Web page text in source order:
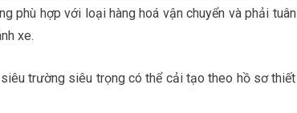
phù hợp với loại hàng hoá vận chuyển và phải tuân
xe.
trường siêu trọng có thể cải tạo theo hồ sơ thiết